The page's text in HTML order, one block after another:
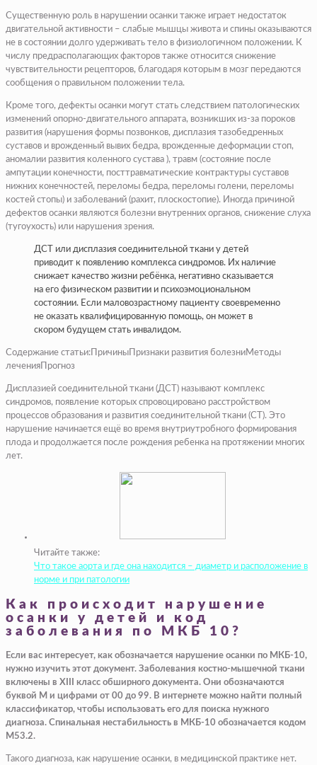
Существенную роль в нарушении осанки также играет недостаток
двигательной активности – слабые мышцы живота и спины оказываются
не в состоянии долго удерживать тело в физиологичном положении. К
числу предрасполагающих факторов также относится снижение
чувствительности рецепторов, благодаря которым в мозг передаются
сообщения о правильном положении тела.
Кроме того, дефекты осанки могут стать следствием патологических
изменений опорно-двигательного аппарата, возникших из-за пороков
развития (нарушения формы позвонков, дисплазия тазобедренных
суставов и врожденный вывих бедра, врожденные деформации стоп,
аномалии развития коленного сустава ), травм (состояние после
ампутации конечности, посттравматические контрактуры суставов
нижних конечностей, переломы бедра, переломы голени, переломы
костей стопы) и заболеваний (рахит, плоскостопие). Иногда причиной
дефектов осанки являются болезни внутренних органов, снижение слуха
(тугоухость) или нарушения зрения.
ДСТ или дисплазия соединительной ткани у детей
приводит к появлению комплекса синдромов. Их наличие
снижает качество жизни ребёнка, негативно сказывается
на его физическом развитии и психоэмоциональном
состоянии. Если маловозрастному пациенту своевременно
не оказать квалифицированную помощь, он может в
скором будущем стать инвалидом.
Содержание статьи:ПричиныПризнаки развития болезниМетоды
леченияПрогноз
Дисплазией соединительной ткани (ДСТ) называют комплекс
синдромов, появление которых спровоцировано расстройством
процессов образования и развития соединительной ткани (СТ). Это
нарушение начинается ещё во время внутриутробного формирования
плода и продолжается после рождения ребенка на протяжении многих
лет.
Читайте также:
Что такое аорта и где она находится – диаметр и расположение в
норме и при патологии
Как происходит нарушение
осанки у детей и код
заболевания по МКБ 10?
Если вас интересует, как обозначается нарушение осанки по МКБ-10,
нужно изучить этот документ. Заболевания костно-мышечной ткани
включены в XIII класс обширного документа. Они обозначаются
буквой М и цифрами от 00 до 99. В интернете можно найти полный
классификатор, чтобы использовать его для поиска нужного
диагноза. Спинальная нестабильность в МКБ-10 обозначается кодом
М53.2.
Такого диагноза, как нарушение осанки, в медицинской практике нет.